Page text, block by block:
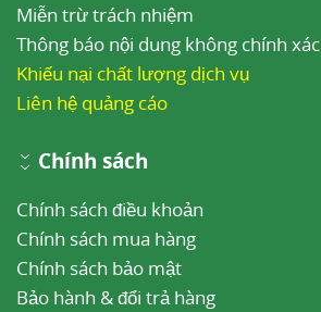
Miễn trừ trách nhiệm
Thông báo nội dung không chính xác
Khiếu nại chất lượng dịch vụ
Liên hệ quảng cáo
Chính sách
Chính sách điều khoản
Chính sách mua hàng
Chính sách bảo mật
Bảo hành & đổi trả hàng